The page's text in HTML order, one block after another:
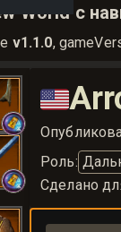
World с
v1.1.0,
🇺🇸
Роль:
Сделано